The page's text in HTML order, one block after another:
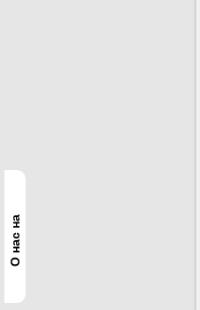
О нас на